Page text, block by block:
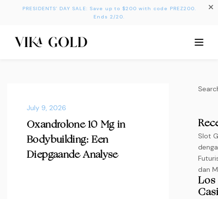
PRESIDENTS’ DAY SALE: Save up to $200 with code PREZ200.
Ends 2/20.
July 9, 2026
Oxandrolone 10 Mg in
Bodybuilding: Een
Diepgaande Analyse
Slot
dan
Los